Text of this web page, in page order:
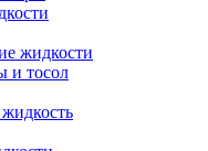
жидкости
и тосол